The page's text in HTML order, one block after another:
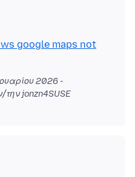
google maps not
2026 -
την jonzn4SUSE